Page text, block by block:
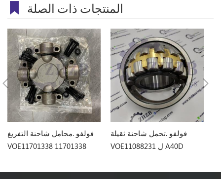
المنتجات ذات الصلة
فولفو .محامل شاحنة التفريغ
VOE11701338 11701338
فولفو .تحمل شاحنة ثقيلة
VOE11088231 ل A40D